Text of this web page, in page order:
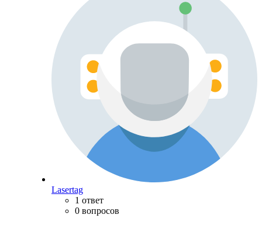
Lasertag
1 ответ
0 вопросов